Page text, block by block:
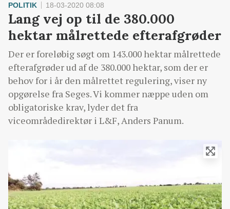
POLITIK 18-03-2020 08:08
Lang vej op til de 380.000
hektar målrettede efterafgrøder
Der er foreløbig søgt om 143.000 hektar målrettede
efterafgrøder ud af de 380.000 hektar, som der er
behov for i år den målrettet regulering, viser ny
opgørelse fra Seges. Vi kommer næppe uden om
obligatoriske krav, lyder det fra
viceområdedirektør i L&F, Anders Panum.